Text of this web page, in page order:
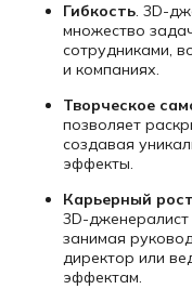
Гибкость. 3D-
множество
сотрудниками,
и компаниях.
Творческое
позволяет
создавая
эффекты.
Карьерный рост
3D-дженералист
занимая
директор или
эффектам.